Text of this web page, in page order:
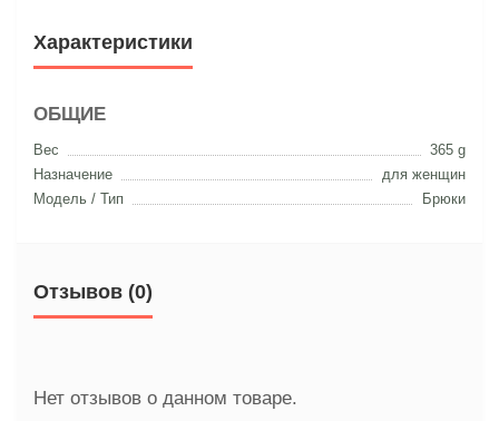
Характеристики
ОБЩИЕ
Вес
365 g
Назначение
для женщин
Модель / Тип
Брюки
Отзывов (0)
Нет отзывов о данном товаре.